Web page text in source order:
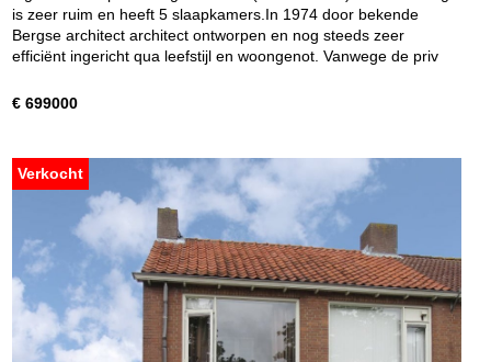
is zeer ruim en heeft 5 slaapkamers.In 1974 door bekende
Bergse architect architect ontworpen en nog steeds zeer
efficiënt ingericht qua leefstijl en woongenot. Vanwege de priv
€ 699000
Verkocht